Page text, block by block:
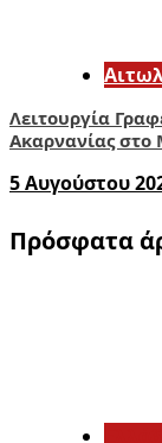
Λειτουργία
Ακαρνανίας στο
5 Αυγούστου
Πρόσφατα